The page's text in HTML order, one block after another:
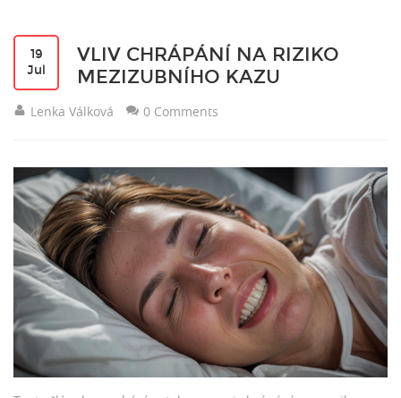
19
Jul
VLIV CHRÁPÁNÍ NA RIZIKO
MEZIZUBNÍHO KAZU
Lenka Válková 0 Comments